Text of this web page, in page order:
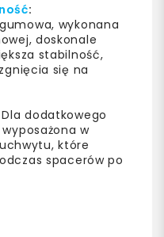
:
wykonana
doskonale
stabilność,
się na
Dla dodatkowego
w
które
spacerów po